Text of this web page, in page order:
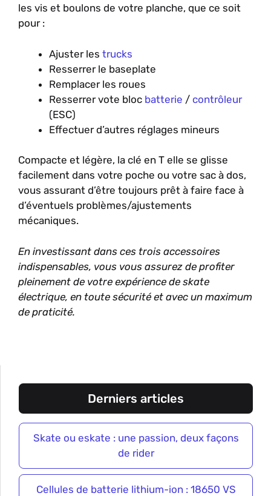
les vis et boulons de votre planche, que ce soit
pour :
Ajuster les trucks
Resserrer le baseplate
Remplacer les roues
Resserrer vote bloc batterie / contrôleur
(ESC)
Effectuer d’autres réglages mineurs
Compacte et légère, la clé en T elle se glisse
facilement dans votre poche ou votre sac à dos,
vous assurant d’être toujours prêt à faire face à
d’éventuels problèmes/ajustements
mécaniques.
En investissant dans ces trois accessoires
indispensables, vous vous assurez de profiter
pleinement de votre expérience de skate
électrique, en toute sécurité et avec un maximum
de praticité.
Derniers articles
Skate ou eskate : une passion, deux façons
de rider
Cellules de batterie lithium-ion : 18650 VS